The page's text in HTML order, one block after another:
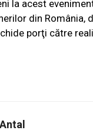
la acest
din
porţi către